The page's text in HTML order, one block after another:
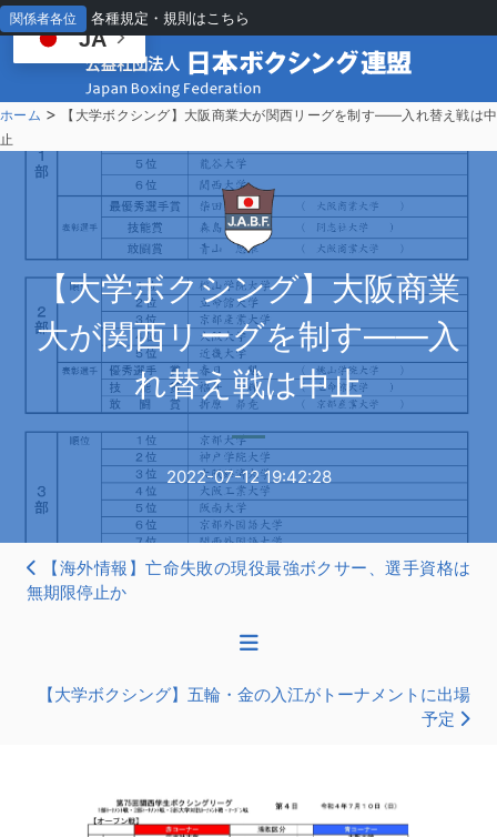
関係者各位 各種規定・規則はこちら
ホーム >
【大学ボクシング】大阪商業大が関西リーグを制す――入れ替え戦は中
止
【大学ボクシング】大阪商業
大が関西リーグを制す――入
れ替え戦は中止
2022-07-12 19:42:28
【海外情報】亡命失敗の現役最強ボクサー、選手資格は
無期限停止か
【大学ボクシング】五輪・金の入江がトーナメントに出場
予定
JA